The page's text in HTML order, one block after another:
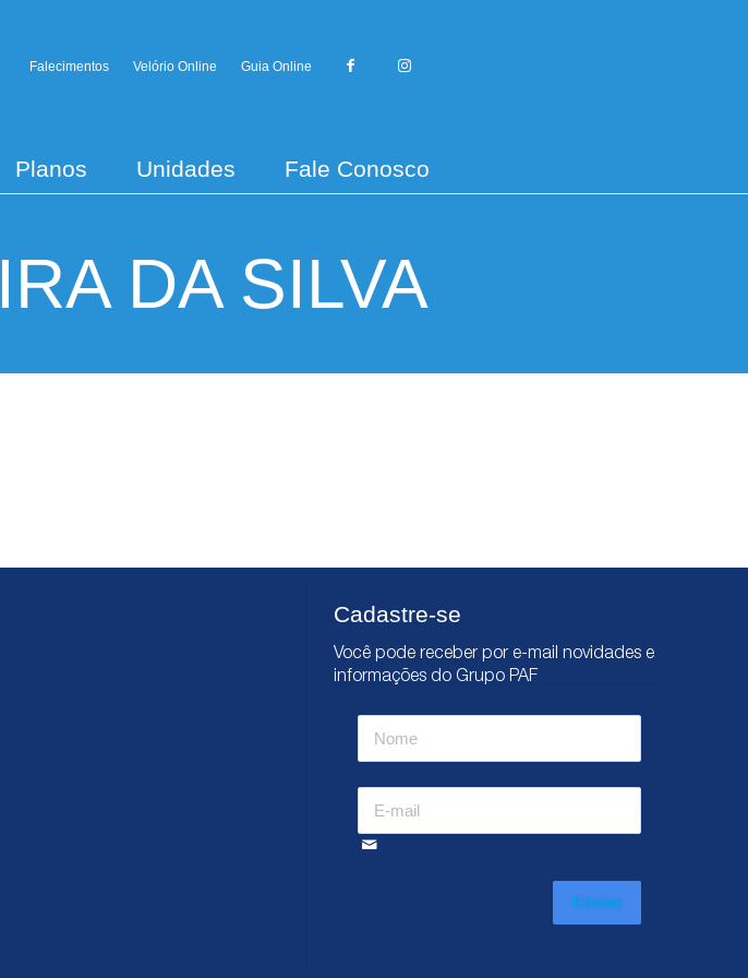
Falecimentos Velório Online Guia Online
Planos Unidades Fale Conosco
DA SILVA
Cadastre-se
Você pode receber por e-mail novidades e
informações do Grupo PAF
Enviar